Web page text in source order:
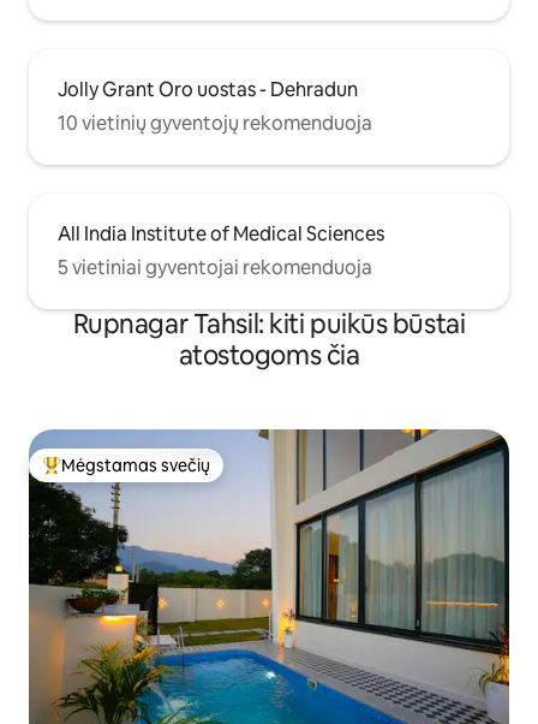
Jolly Grant Oro uostas - Dehradun
10 vietinių gyventojų rekomenduoja
All India Institute of Medical Sciences
5 vietiniai gyventojai rekomenduoja
Rupnagar Tahsil: kiti puikūs būstai
atostogoms čia
Svečių mėgstamiausias
Mėgstamas svečių